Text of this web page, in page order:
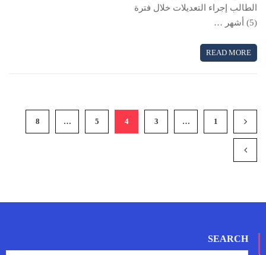
الطالب إجراء التعديلات خلال فترة
(5) أشهر …
READ MORE
1
…
3
4
5
…
8
SEARCH